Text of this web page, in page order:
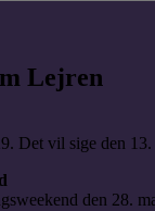
Lejren
Det vil sige den
den 28.